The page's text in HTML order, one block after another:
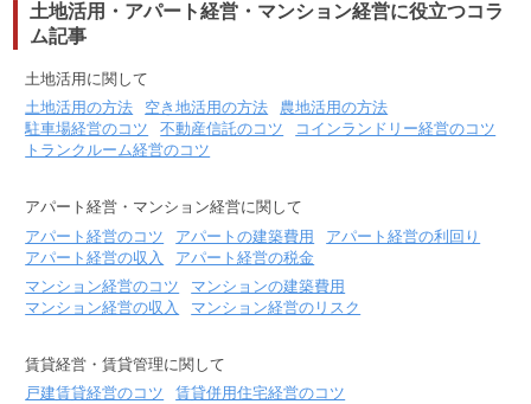
土地活用・アパート経営・マンション経営に役立つコラ
ム記事
土地活用に関して
土地活用の方法
空き地活用の方法
農地活用の方法
駐車場経営のコツ
不動産信託のコツ
コインランドリー経営のコツ
トランクルーム経営のコツ
アパート経営・マンション経営に関して
アパート経営のコツ
アパートの建築費用
アパート経営の利回り
アパート経営の収入
アパート経営の税金
マンション経営のコツ
マンションの建築費用
マンション経営の収入
マンション経営のリスク
賃貸経営・賃貸管理に関して
戸建賃貸経営のコツ
賃貸併用住宅経営のコツ